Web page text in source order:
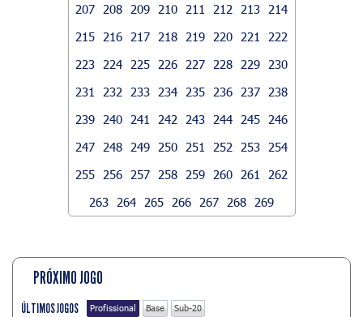
207
208 209 210 211 212 213
214
215
216 217 218 219 220 221
222
223
224 225 226 227 228 229
230
231
232 233 234 235 236 237
238
239
240 241 242 243 244 245
246
247
248 249 250 251 252 253
254
255
256 257 258 259 260 261
262
263
264 265 266 267 268 269
PRÓXIMO JOGO
ÚLTIMOS JOGOS Profissional Base Sub-20